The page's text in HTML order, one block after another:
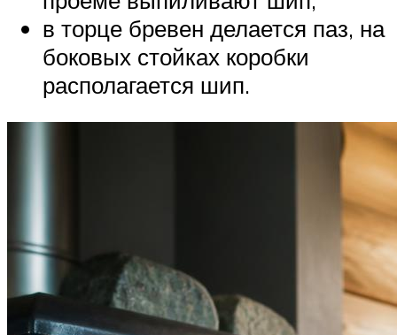
в торце бревен делается паз, на
боковых стойках коробки
располагается шип.